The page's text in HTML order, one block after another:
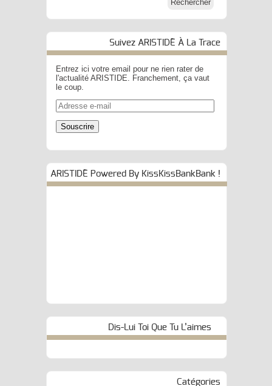
Suivez ARISTIDE À La Trace
Entrez ici votre email pour ne rien rater de
l'actualité ARISTIDE. Franchement, ça vaut
le coup.
Adresse
e-
mail
Souscrire
ARISTIDE Powered By KissKissBankBank !
Dis-Lui Toi Que Tu L’aimes
Catégories